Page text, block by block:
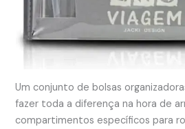
Um conjunto de bolsas
fazer toda a diferença na hora de
compartimentos específicos para